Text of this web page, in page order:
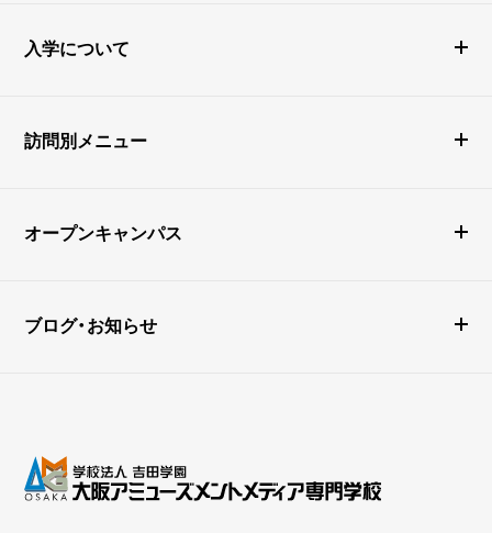
入学について
訪問別メニュー
オープンキャンパス
ブログ・お知らせ